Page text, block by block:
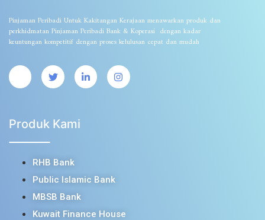
Pinjaman Peribadi Untuk Kakitangan Kerajaan menawarkan produk dan
perkhidmatan Pinjaman Peribadi Bank & Koperasi dengan kadar
keuntungan kompetitif dengan proses kelulusan cepat dan mudah
Produk Kami
RHB Bank
Public Islamic Bank
MBSB Bank
Kuwait Finance House